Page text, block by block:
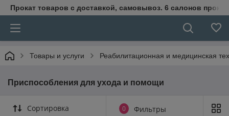
Прокат товаров с доставкой, самовывоз. 6 салонов
Товары и услуги Реабилитационная и медицинская
Приспособления для ухода и помощи
Сортировка 0 Фильтры